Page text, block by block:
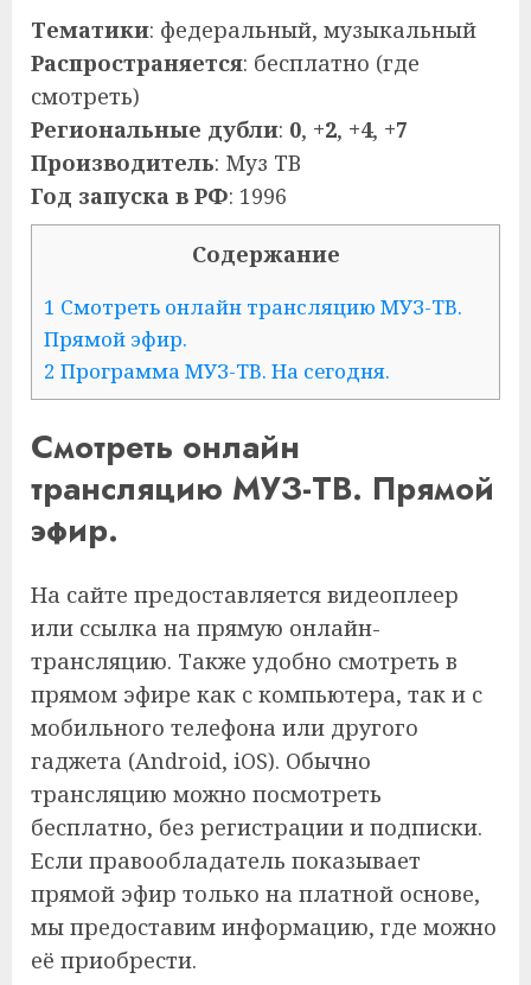
Тематики: федеральный, музыкальный
Распространяется: бесплатно (где
смотреть)
Региональные дубли: 0, +2, +4, +7
Производитель: Муз ТВ
Год запуска в РФ: 1996
Содержание
1 Смотреть онлайн трансляцию МУЗ-ТВ.
Прямой эфир.
2 Программа МУЗ-ТВ. На сегодня.
Смотреть онлайн
трансляцию МУЗ-ТВ. Прямой
эфир.
На сайте предоставляется видеоплеер
или ссылка на прямую онлайн-
трансляцию. Также удобно смотреть в
прямом эфире как с компьютера, так и с
мобильного телефона или другого
гаджета (Android, iOS). Обычно
трансляцию можно посмотреть
бесплатно, без регистрации и подписки.
Если правообладатель показывает
прямой эфир только на платной основе,
мы предоставим информацию, где можно
её приобрести.